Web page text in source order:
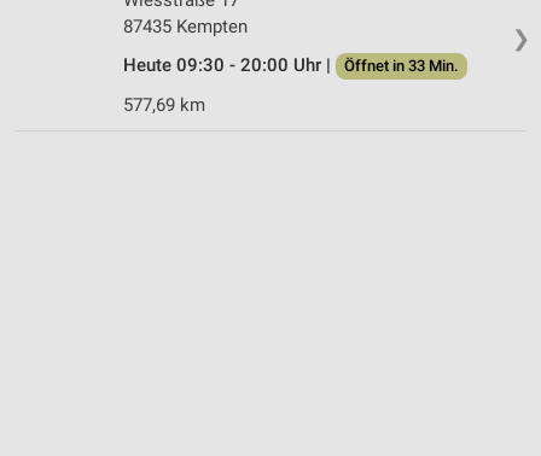
❯
87435 Kempten
Heute 09:30 - 20:00 Uhr |
Öffnet in 33 Min.
577,69 km